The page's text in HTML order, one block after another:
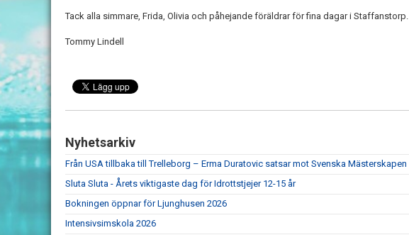
Tack alla simmare, Frida, Olivia och påhejande föräldrar för fina dagar i Staffanstorp.
Tommy Lindell
Nyhetsarkiv
Från USA tillbaka till Trelleborg – Erma Duratovic satsar mot Svenska Mästerskapen
Sluta Sluta - Årets viktigaste dag för Idrottstjejer 12-15 år
Bokningen öppnar för Ljunghusen 2026
Intensivsimskola 2026